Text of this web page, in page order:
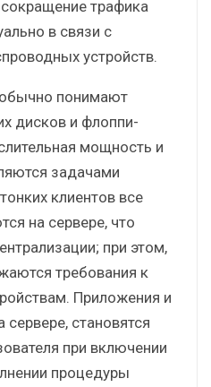
трафика
в связи с
устройств.
понимают
дисков и флоппи-
мощность и
задачами
клиентов все
на сервере, что
при этом,
требования к
Приложения и
становятся
при включении
процедуры